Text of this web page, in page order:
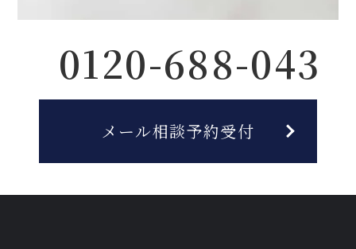
0120-688-043
メール相談予約受付